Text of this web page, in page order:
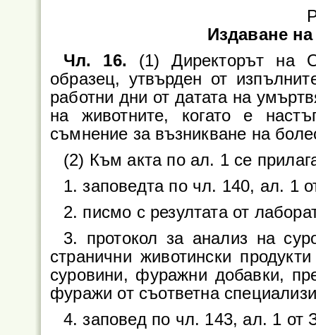
Издаване
Чл. 16. (1) Директорът на
образец, утвърден от
работни дни от датата на
на животните, когато е
съмнение за възникване на
(2) Към акта по ал. 1 се
1. заповедта по чл. 140, ал. 1
2. писмо с резултата от
3. протокол за анализ на
странични животински
суровини, фуражни добавки,
фуражи от съответна
4. заповед по чл. 143, ал. 1 от